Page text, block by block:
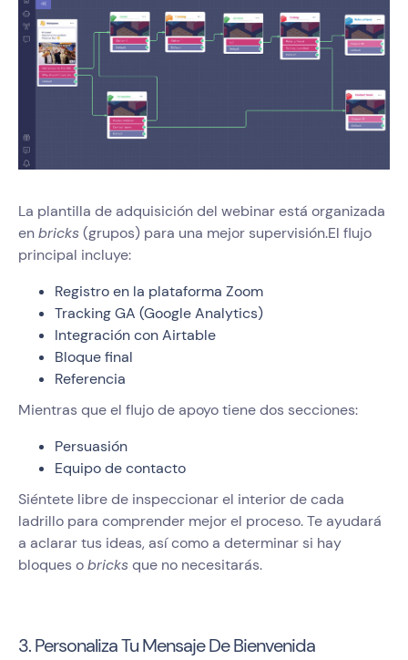
La plantilla de adquisición del webinar está organizada
enbricks (grupos) para una mejor supervisión.El flujo
principal incluye:
Registro en la plataforma Zoom
Tracking GA (Google Analytics)
Integración con Airtable
Bloque final
Referencia
Mientras que el flujo de apoyo tiene dos secciones:
Persuasión
Equipo de contacto
Siéntete libre de inspeccionar el interior de cada
ladrillo para comprender mejor el proceso. Te ayudará
a aclarar tus ideas, así como a determinar si hay
bloques obricks que no necesitarás.
3. Personaliza Tu Mensaje De Bienvenida